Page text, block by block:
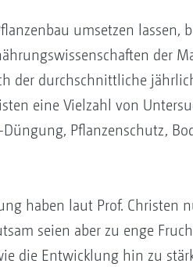
umsetzen lassen,
der
der durchschnittliche
eine Vielzahl von
Pflanzenschutz,
haben laut Prof. Christen
seien aber zu enge
die Entwicklung hin zu